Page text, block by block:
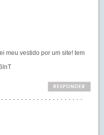
meu vestido por um site! tem
RESPONDER